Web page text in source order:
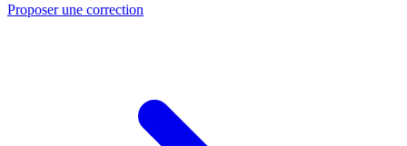
Proposer une correction